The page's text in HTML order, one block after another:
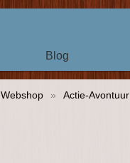
Blog
Webshop » Actie-Avontuur